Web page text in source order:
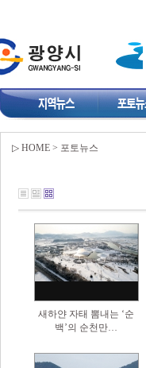
▷ HOME > 포토뉴스
새하얀 자태 뽐내는 ‘순
백’의 순천만…